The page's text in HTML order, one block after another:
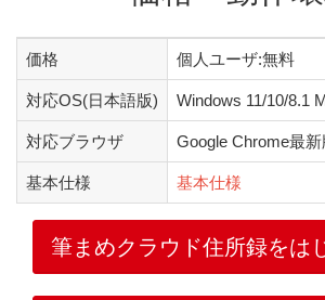
価格 個人ユーザ:無料
対応OS(日本語版) Windows 11/10/8.1
対応ブラウザ Google Chrome最
基本仕様 基本仕様
筆まめクラウド住所録をは